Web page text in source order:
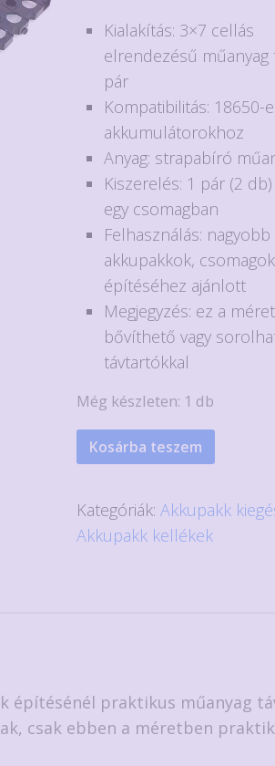
Kialakítás: 3×7 cellás
elrendezésű műanyag
pár
Kompatibilitás: 18650-
akkumulátorokhoz
Anyag: strapabíró
Kiszerelés: 1 pár (2
egy csomagban
Felhasználás: nagyobb
akkupakkok, csomagok
építéséhez ajánlott
Megjegyzés: ez a
bővíthető vagy
távtartókkal
Még készleten: 1 db
pár
cellás
távtartó
mennyiség
Kosárba teszem
Kategóriák:Akkupakk
Akkupakk kellékek
építésénél praktikus műanyag
csak ebben a méretben